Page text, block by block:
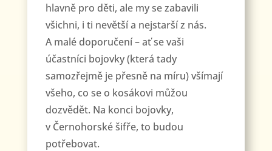
hlavně pro děti, ale my se zabavili
všichni, i ti nevětší a nejstarší z nás.
A malé doporučení – ať se vaši
účastníci bojovky (která tady
samozřejmě je přesně na míru) všímají
všeho, co se o kosákovi můžou
dozvědět. Na konci bojovky,
v Černohorské šifře, to budou
potřebovat.